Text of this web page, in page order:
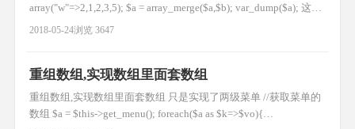
array("w"=>2,1,2,3,5); $a = array_merge($a,$b); var_dump($a); 这样
写被不被认为是字符,且还会在后面添加 $a = array("1"=>1,1,2,3,4);
2018-05-24浏览 3647
重组数组,实现数组里面套数组
重组数组,实现数组里面套数组 只是实现了两级菜单 //获取菜单的
数组 $a = $this->get_menu(); foreach($a as $k=>$vo){